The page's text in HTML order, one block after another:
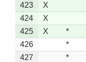
423
X
424
X
425
X *
426
*
427
*